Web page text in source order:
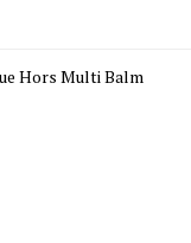
Hors Multi Balm